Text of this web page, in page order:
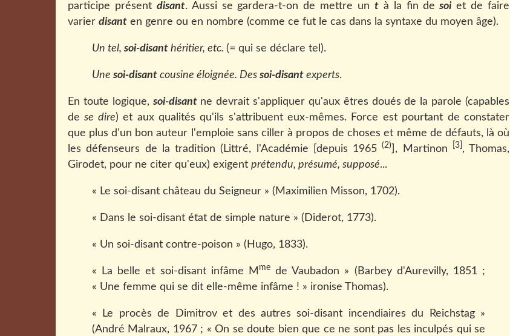
participe présent disant. Aussi se gardera-t-on de mettre un tà la fin de soiet de faire
varier disant en genre ou en nombre (comme ce fut le cas dans la syntaxe du moyen âge).
Un tel, soi-disant héritier, etc. (= qui se déclare tel).
Une soi-disant cousine éloignée. Des soi-disant experts.
En toute logique, soi-disantne devrait s'appliquer qu'aux êtres doués de la parole (capables
dese dire) et aux qualités qu'ils s'attribuent eux-mêmes. Force est pourtant de constater
que plus d'un bon auteur l'emploie sans ciller à propos de choses et même de défauts, là où
les défenseurs de la tradition (Littré, l'Académie [depuis 1965(2) ], Martinon [3] , Thomas,
Girodet, pour ne citer qu'eux) exigent prétendu, présumé, supposé...
« Le soi-disant château du Seigneur » (Maximilien Misson, 1702).
« Dans le soi-disant état de simple nature » (Diderot, 1773).
« Un soi-disant contre-poison » (Hugo, 1833).
« La belle et soi-disant infâme M mede Vaubadon » (Barbey d'Aurevilly, 1851 ;
« Une femme qui se dit elle-même infâme ! » ironise Thomas).
« Le procès de Dimitrov et des autres soi-disant incendiaires du Reichstag »
(André Malraux, 1967 ; « On se doute bien que ce ne sont pas les inculpés qui se